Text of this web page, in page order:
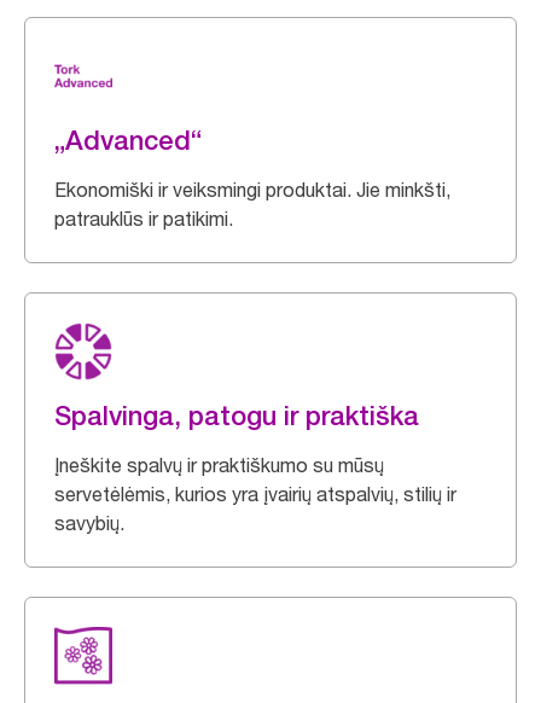
„Advanced“
Ekonomiški ir veiksmingi produktai. Jie minkšti,
patrauklūs ir patikimi.
Spalvinga, patogu ir praktiška
Įneškite spalvų ir praktiškumo su mūsų
servetėlėmis, kurios yra įvairių atspalvių, stilių ir
savybių.